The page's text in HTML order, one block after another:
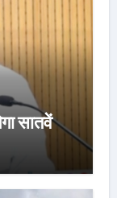
सातवें